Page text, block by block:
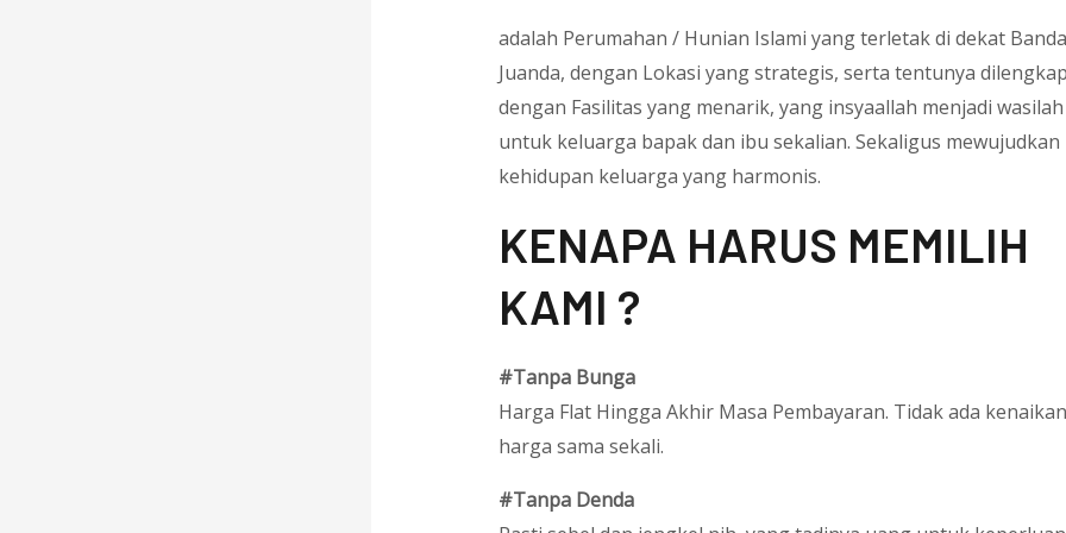
adalah Perumahan / Hunian Islami yang terletak di dekat
Juanda, dengan Lokasi yang strategis, serta tentunya
dengan Fasilitas yang menarik, yang insyaallah menjadi wasilah
untuk keluarga bapak dan ibu sekalian. Sekaligus mewujudkan
kehidupan keluarga yang harmonis.
KENAPA HARUS MEMILIH
KAMI ?
#Tanpa Bunga
Harga Flat Hingga Akhir Masa Pembayaran. Tidak ada kenaikan
harga sama sekali.
#Tanpa Denda